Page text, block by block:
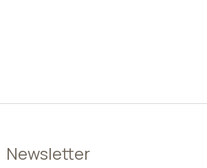
Newsletter